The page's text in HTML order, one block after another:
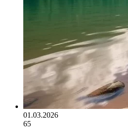
01.03.2026
65